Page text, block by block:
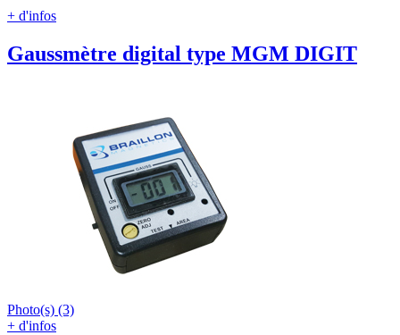
+ d'infos
Gaussmètre digital type MGM DIGIT
Photo(s) (3)
+ d'infos